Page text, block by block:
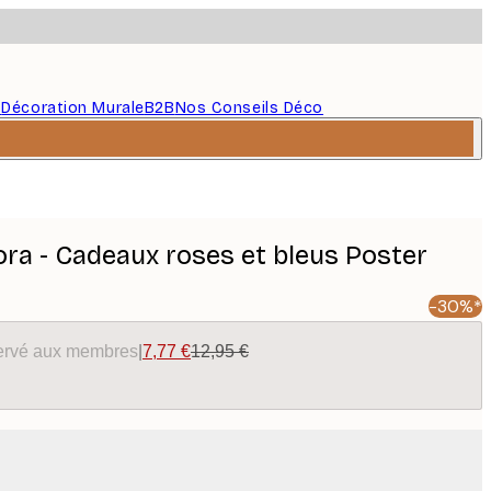
Décoration MuraleB2BNos Conseils Déco
- Cadeaux roses et bleus Poster
-30%*
aux membres 7,77 €12,95 €